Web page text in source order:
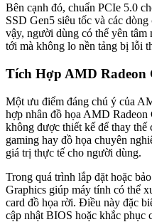
Bên cạnh đó, chuẩn PCIe 5.0
SSD Gen5 siêu tốc và các
vậy, người dùng có thể yên tâm
tới mà không lo nền tảng bị lỗi
Tích Hợp AMD Radeon
Một ưu điểm đáng chú ý của
hợp nhân đồ họa AMD
không được thiết kế để thay thế
gaming hay đồ họa chuyên
giá trị thực tế cho người dùng.
Trong quá trình lắp đặt hoặc
Graphics giúp máy tính có thể
card đồ họa rời. Điều này đặc
cập nhật BIOS hoặc khắc phục